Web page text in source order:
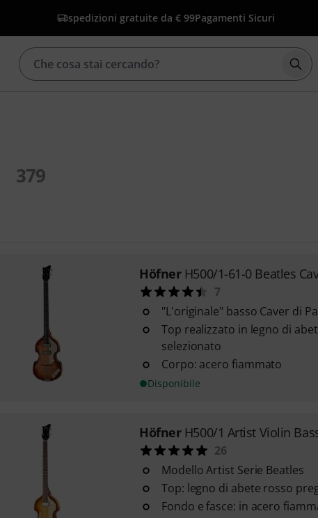
spedizioni gratuite da € 99Pagamenti Sicuri
379
Höfner H500/1-61-0 Beatles
7
"L'originale" basso Caver di
Top realizzato in legno di
selezionato
Corpo: acero fiammato
Disponibile
Höfner H500/1 Artist Violin
26
Modello Artist Serie Beatles
Top: legno di abete rosso
Fondo e fasce: in acero